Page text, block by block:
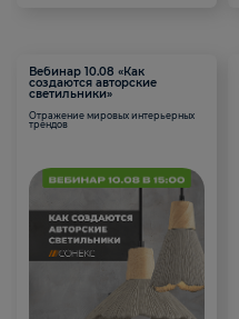
Вебинар 10.08 «Как
создаются авторские
светильники»
Отражение мировых интерьерных
трендов